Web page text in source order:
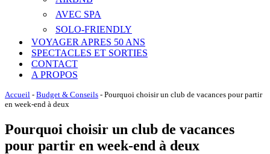
AVEC SPA
SOLO-FRIENDLY
VOYAGER APRES 50 ANS
SPECTACLES ET SORTIES
CONTACT
A PROPOS
Accueil - Budget & Conseils - Pourquoi choisir un club de vacances pour partir
en week-end à deux
Pourquoi choisir un club de vacances
pour partir en week-end à deux